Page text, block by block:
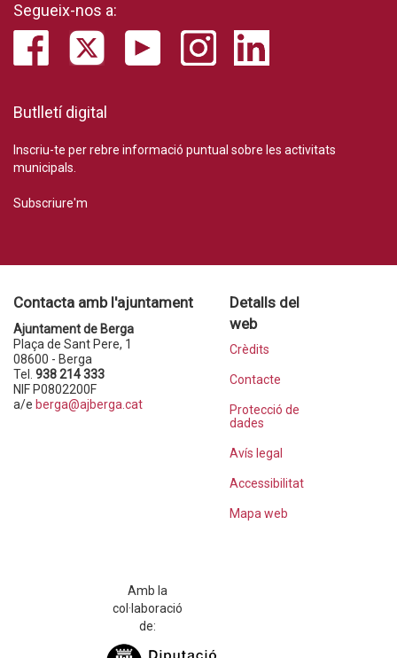
Segueix-nos a:
Butlletí digital
Inscriu-te per rebre informació puntual sobre les activitats
municipals.
Subscriure'm
Contacta amb l'ajuntament
Ajuntament de Berga
Plaça de Sant Pere, 1
08600 - Berga
Tel. 938 214 333
NIF P0802200F
a/e berga@ajberga.cat
Detalls del
web
Crèdits
Contacte
Protecció de
dades
Avís legal
Accessibilitat
Mapa web
Amb la
col·laboració
de: